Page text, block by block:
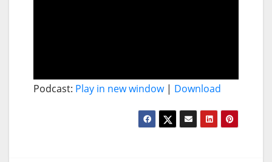
Podcast: Play in new window| Download